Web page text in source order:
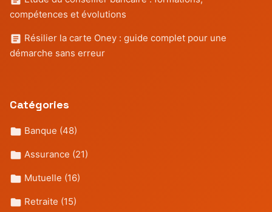
compétences et évolutions
Résilier la carte Oney : guide complet pour une
démarche sans erreur
Catégories
Banque (48)
Assurance (21)
Mutuelle (16)
Retraite (15)